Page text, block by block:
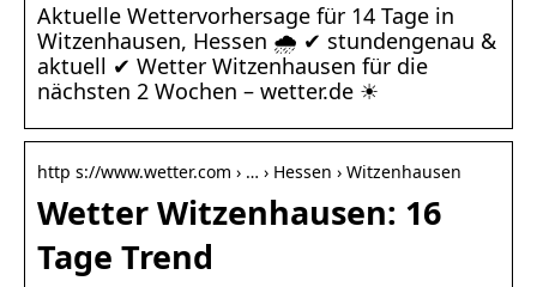
Aktuelle Wettervorhersage für 14 Tage in
Witzenhausen, Hessen 🌧️ ✔ stundengenau &
aktuell ✔ Wetter Witzenhausen für die
nächsten 2 Wochen – wetter.de ☀
http s://www.wetter.com › … › Hessen › Witzenhausen
Wetter Witzenhausen: 16
Tage Trend